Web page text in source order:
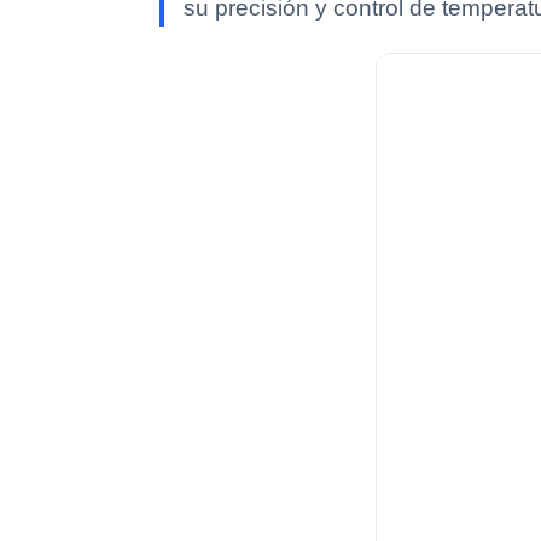
su precisión y control de